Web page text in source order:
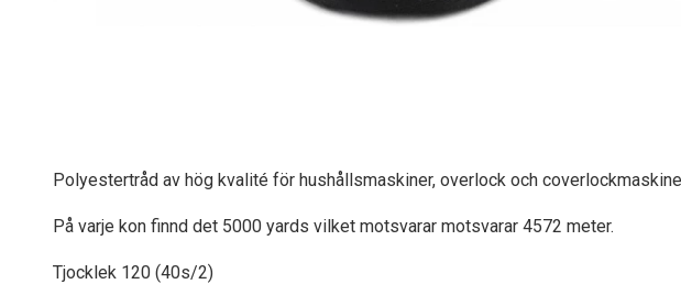
Polyestertråd av hög kvalité för hushållsmaskiner, overlock och
På varje kon finnd det 5000 yards vilket motsvarar motsvarar 4572 meter.
Tjocklek 120 (40s/2)